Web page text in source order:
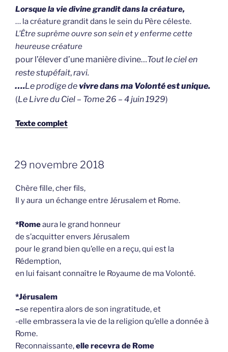
Lorsque la vie divine grandit dans la créature,
… la créature grandit dans le sein du Père céleste.
L’Être suprême ouvre son sein et y enferme cette
heureuse créature
pour l’élever d’une manière divine…Tout le ciel en
reste stupéfait,ravi.
….Le prodige de vivre dans ma Volonté est unique.
(Le Livre du Ciel – Tome 26 – 4 juin 1929)
Texte complet
GEPLAATST
OP
29 novembre 2018
Chère fille, cher fils,
Il y aura un échange entre Jérusalem et Rome.
​*Romeaura le grand honneur
de s’acquitter envers Jérusalem
pour le grand bien qu’elle en a reçu, qui est la
Rédemption,
en lui faisant connaître le Royaume de ma Volonté.
*Jérusalem
–se repentira alors de son ingratitude, et
-elle embrassera la vie de la religion qu’elle a donnée à
Rome.
Reconnaissante,elle recevra de Rome